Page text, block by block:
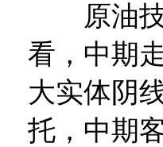
原油技
看，中期
大实体阴
托，中期